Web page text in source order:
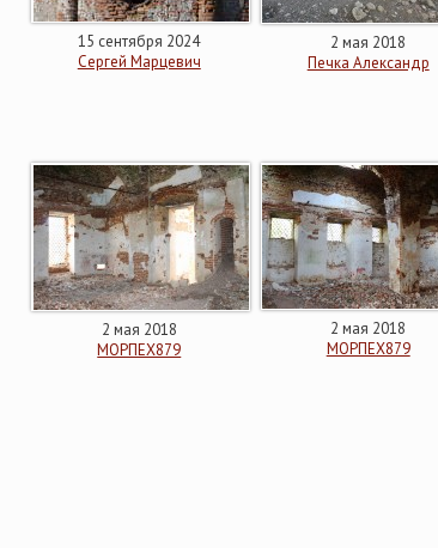
15 сентября 2024
Сергей Марцевич
2 мая 2018
Печка Александр
2 мая 2018
МОРПЕХ879
2 мая 2018
МОРПЕХ879